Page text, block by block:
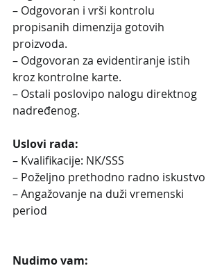
– Odgovoran i vrši kontrolu
propisanih dimenzija gotovih
proizvoda.
– Odgovoran za evidentiranje istih
kroz kontrolne karte.
– Ostali poslovipo nalogu direktnog
nadređenog.
Uslovi rada:
– Kvalifikacije: NK/SSS
– Poželjno prethodno radno iskustvo
– Angažovanje na duži vremenski
period
Nudimo vam: